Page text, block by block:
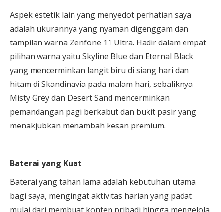
Aspek estetik lain yang menyedot perhatian saya
adalah ukurannya yang nyaman digenggam dan
tampilan warna Zenfone 11 Ultra. Hadir dalam empat
pilihan warna yaitu Skyline Blue dan Eternal Black
yang mencerminkan langit biru di siang hari dan
hitam di Skandinavia pada malam hari, sebaliknya
Misty Grey dan Desert Sand mencerminkan
pemandangan pagi berkabut dan bukit pasir yang
menakjubkan menambah kesan premium.
Baterai yang Kuat
Baterai yang tahan lama adalah kebutuhan utama
bagi saya, mengingat aktivitas harian yang padat
mulai dari membuat konten pribadi hingga mengelola